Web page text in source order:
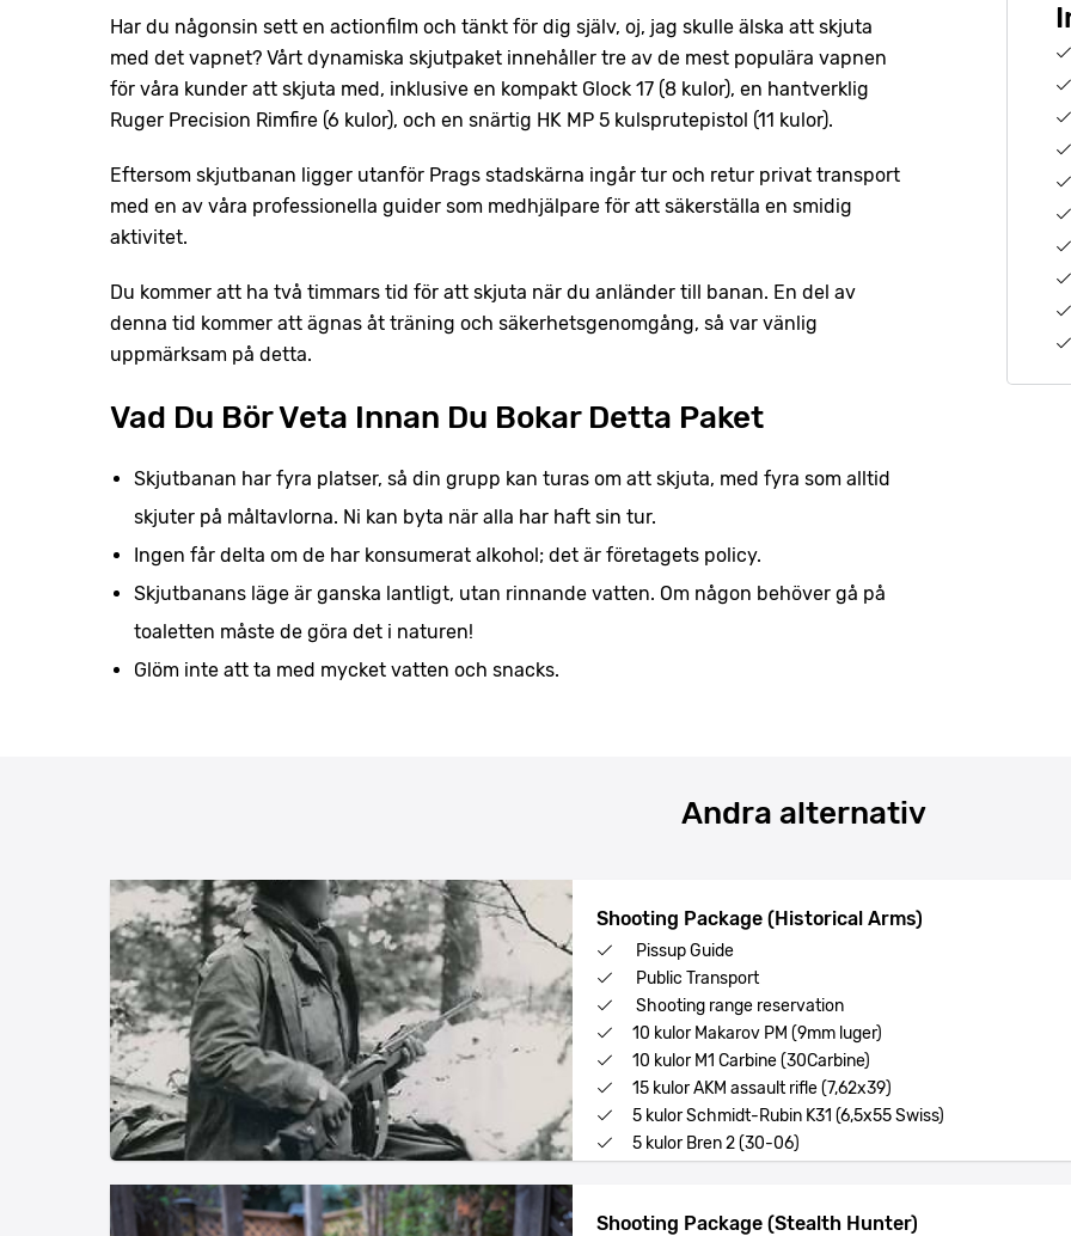
Har du någonsin sett en actionfilm och tänkt för dig själv, oj, jag skulle älska att skjuta
med det vapnet? Vårt dynamiska skjutpaket innehåller tre av de mest populära vapnen
för våra kunder att skjuta med, inklusive en kompakt Glock 17 (8 kulor), en hantverklig
Ruger Precision Rimfire (6 kulor), och en snärtig HK MP 5 kulsprutepistol (11 kulor).
Eftersom skjutbanan ligger utanför Prags stadskärna ingår tur och retur privat transport
med en av våra professionella guider som medhjälpare för att säkerställa en smidig
aktivitet.
Du kommer att ha två timmars tid för att skjuta när du anländer till banan. En del av
denna tid kommer att ägnas åt träning och säkerhetsgenomgång, så var vänlig
uppmärksam på detta.
Vad Du Bör Veta Innan Du Bokar Detta Paket
Skjutbanan har fyra platser, så din grupp kan turas om att skjuta, med fyra som alltid
skjuter på måltavlorna. Ni kan byta när alla har haft sin tur.
Ingen får delta om de har konsumerat alkohol; det är företagets policy.
Skjutbanans läge är ganska lantligt, utan rinnande vatten. Om någon behöver gå på
toaletten måste de göra det i naturen!
Glöm inte att ta med mycket vatten och snacks.
Andra alternativ
Shooting Package (Historical Arms)
Pissup Guide
Public Transport
Shooting range reservation
10 kulor Makarov PM (9mm luger)
10 kulor M1 Carbine (30Carbine)
15 kulor AKM assault rifle (7,62x39)
5 kulor Schmidt-Rubin K31 (6,5x55 Swiss)
5 kulor Bren 2 (30-06)
Shooting Package (Stealth Hunter)